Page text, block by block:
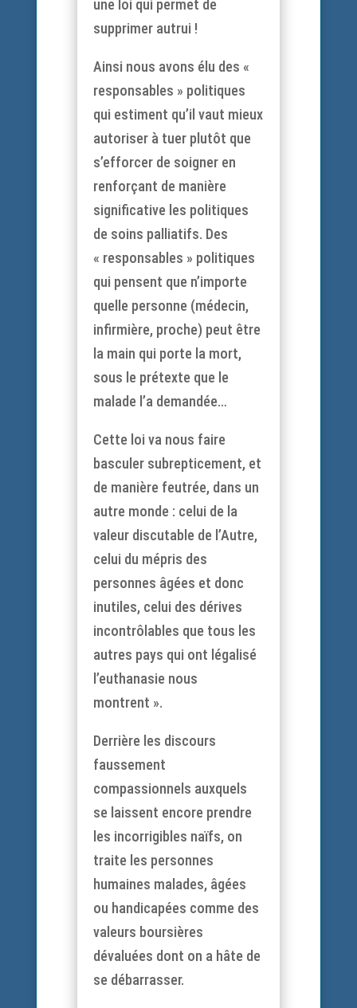
une loi qui permet de
supprimer autrui !
Ainsi nous avons élu des «
responsables » politiques
qui estiment qu’il vaut mieux
autoriser à tuer plutôt que
s’efforcer de soigner en
renforçant de manière
significative les politiques
de soins palliatifs. Des
« responsables » politiques
qui pensent que n’importe
quelle personne (médecin,
infirmière, proche) peut être
la main qui porte la mort,
sous le prétexte que le
malade l’a demandée…
Cette loi va nous faire
basculer subrepticement, et
de manière feutrée, dans un
autre monde : celui de la
valeur discutable de l’Autre,
celui du mépris des
personnes âgées et donc
inutiles, celui des dérives
incontrôlables que tous les
autres pays qui ont légalisé
l’euthanasie nous
montrent ».
Derrière les discours
faussement
compassionnels auxquels
se laissent encore prendre
les incorrigibles naïfs, on
traite les personnes
humaines malades, âgées
ou handicapées comme des
valeurs boursières
dévaluées dont on a hâte de
se débarrasser.